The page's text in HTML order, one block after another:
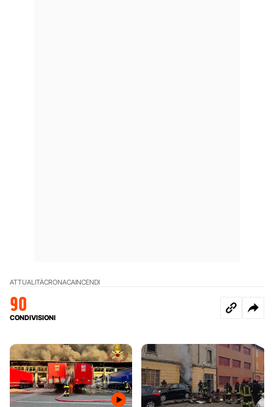
ATTUALITÀCRONACAINCENDI
90
CONDIVISIONI